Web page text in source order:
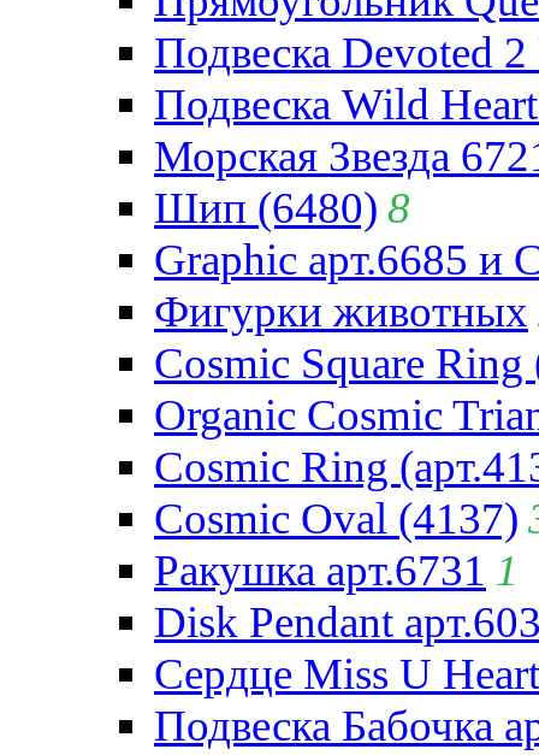
Подвеска Devoted
Подвеска Wild
Морская Звезда
Шип (6480) 8
Graphic арт.6685 и
Фигурки животных
Cosmic Square Ring
Organic Cosmic
Cosmic Ring
Cosmic Oval (4137)
Ракушка арт.6731 1
Disk Pendant
Сердце Miss U
Подвеска Бабочка